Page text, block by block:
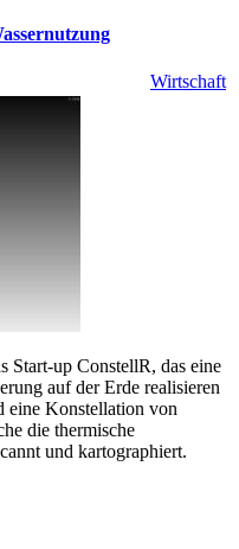
Wirtschaft
Start-up ConstellR, das eine
auf der Erde realisieren
eine Konstellation von
die thermische
und kartographiert.